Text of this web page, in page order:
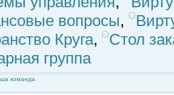
вопросы,
Круга,
Стол
группа
команда